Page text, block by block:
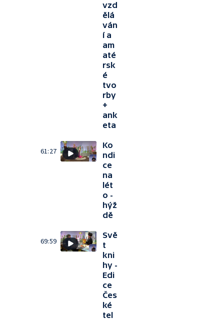
vzd
ělá
ván
í a
am
até
rsk
é
tvo
rby
+
ank
eta
61:27
Ko
ndi
ce
na
lét
o -
hýž
dě
69:59
Svě
t
kni
hy -
Edi
ce
Čes
ké
tel